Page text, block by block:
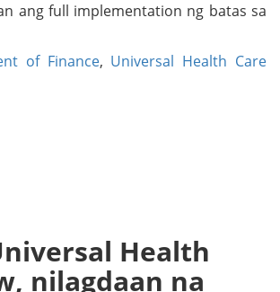
ang full implementation ng batas sa
of Finance, Universal Health Care
Health
nilagdaan na